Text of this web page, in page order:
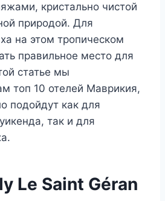
кристально чистой
природой. Для
на этом тропическом
правильное место для
статье мы
топ 10 отелей Маврикия,
подойдут как для
так и для
Le Saint Géran